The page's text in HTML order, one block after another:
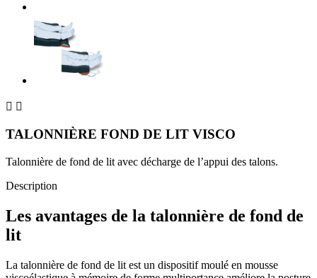
 
TALONNIÈRE FOND DE LIT VISCO
Talonnière de fond de lit avec décharge de l’appui des talons.
Description
Les avantages de la talonnière de fond de
lit
La talonnière de fond de lit est un dispositif moulé en mousse